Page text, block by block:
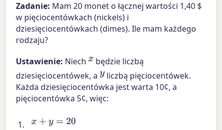
Zadanie: Mam 20 monet o łącznej wartości 1,40 $
w pięciocentówkach (nickels) i
dziesięciocentówkach (dimes). Ile mam każdego
rodzaju?
Ustawienie: Niechx będzie liczbą
dziesięciocentówek, ayliczbą pięciocentówek.
Każda dziesięciocentówka jest warta 10¢, a
pięciocentówka 5¢, więc:
x+y= 20